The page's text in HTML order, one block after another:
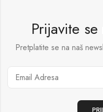
Prijavite
Pretplatite se na naš